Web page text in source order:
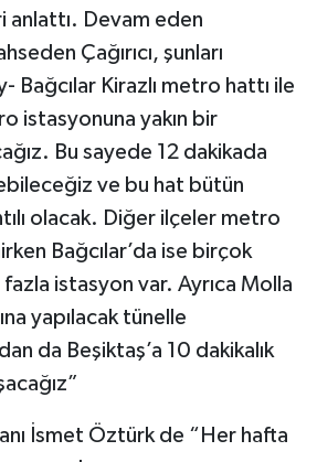
anlattı. Devam eden
Çağırıcı, şunları
Bağcılar Kirazlı metro hattı ile
istasyonuna yakın bir
Bu sayede 12 dakikada
ve bu hat bütün
olacak. Diğer ilçeler metro
Bağcılar’da ise birçok
istasyon var. Ayrıca Molla
yapılacak tünelle
da Beşiktaş’a 10 dakikalık
İsmet Öztürk de “Her hafta